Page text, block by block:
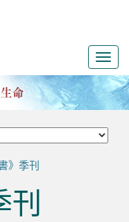
》季刊
刊